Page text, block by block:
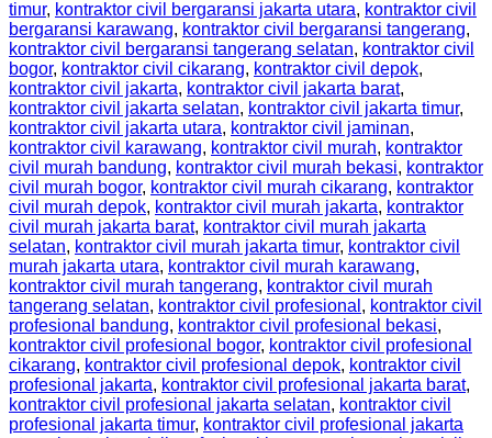
timur, kontraktor civil bergaransi jakarta utara, kontraktor civil
bergaransi karawang, kontraktor civil bergaransi tangerang,
kontraktor civil bergaransi tangerang selatan, kontraktor civil
bogor, kontraktor civil cikarang, kontraktor civil depok,
kontraktor civil jakarta, kontraktor civil jakarta barat,
kontraktor civil jakarta selatan, kontraktor civil jakarta timur,
kontraktor civil jakarta utara, kontraktor civil jaminan,
kontraktor civil karawang, kontraktor civil murah, kontraktor
civil murah bandung, kontraktor civil murah bekasi, kontraktor
civil murah bogor, kontraktor civil murah cikarang, kontraktor
civil murah depok, kontraktor civil murah jakarta, kontraktor
civil murah jakarta barat, kontraktor civil murah jakarta
selatan, kontraktor civil murah jakarta timur, kontraktor civil
murah jakarta utara, kontraktor civil murah karawang,
kontraktor civil murah tangerang, kontraktor civil murah
tangerang selatan, kontraktor civil profesional , kontraktor civil
profesional bandung, kontraktor civil profesional bekasi,
kontraktor civil profesional bogor, kontraktor civil profesional
cikarang, kontraktor civil profesional depok, kontraktor civil
profesional jakarta, kontraktor civil profesional jakarta barat,
kontraktor civil profesional jakarta selatan, kontraktor civil
profesional jakarta timur, kontraktor civil profesional jakarta